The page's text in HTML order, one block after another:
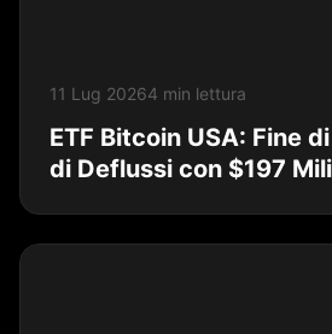
11 Lug 20264 min lettura
ETF Bitcoin USA: Fine
di Deflussi con $197